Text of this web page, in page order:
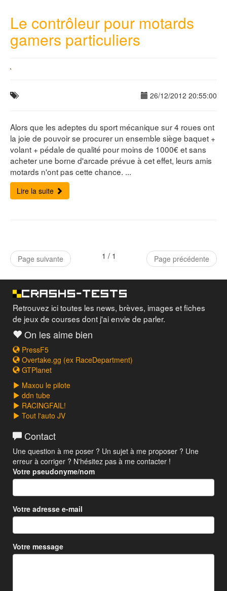
Le contrôleur pour motards
gamers particuliers
26/12/2012 20:55:00
Alors que les adeptes du sport mécanique sur 4 roues ont
la joie de pouvoir se procurer un ensemble siège baquet +
volant + pédale de qualité pour moins de 1000€ et sans
acheter une borne d'arcade prévue à cet effet, leurs amis
motards n'ont pas cette chance. ...
Lire la suite
Page suivante 1 / 1 Page précédente
Retrouvez ici toutes les news, brèves, images et fiches
de jeux de courses dont j'ai envie de parler.
On les aime bien
PressF5
Overtake.gg (ex RaceDepartment)
GTPlanet
Maxou le pilote
ddn tube
RACINGFAIL!
Tout l'auto JV
Contact
Une question à me poser ? Un sujet à me proposer ? Une
erreur à corriger ? N'hésitez pas à me contacter !
Votre pseudonyme/nom
Votre adresse e-mail
Votre message